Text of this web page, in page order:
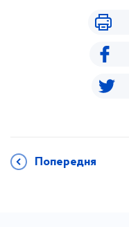
Попередня